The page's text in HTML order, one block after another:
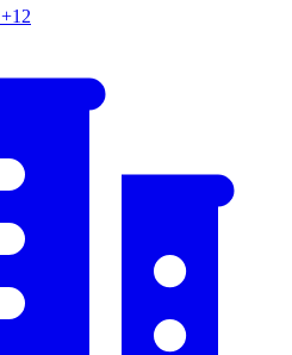
+12